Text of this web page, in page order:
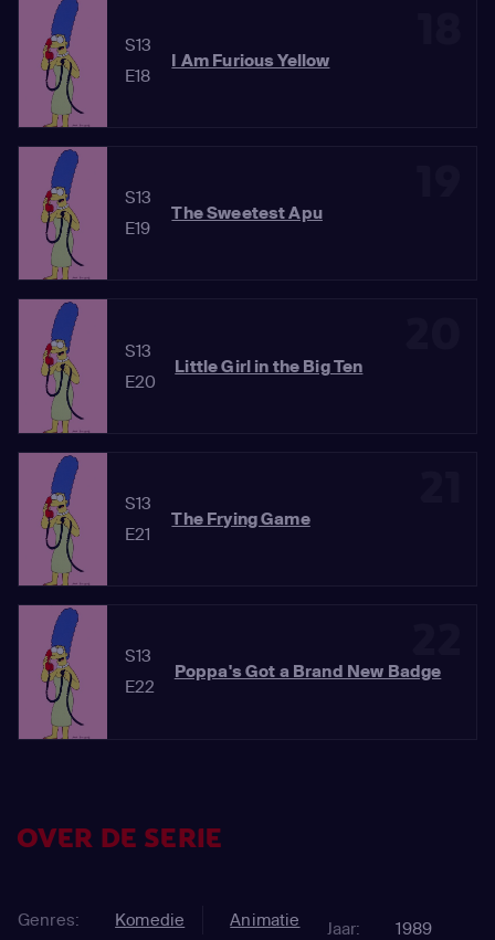
S13
E18
I Am Furious Yellow
S13
E19
The Sweetest Apu
S13
E20
Little Girl in the Big Ten
S13
E21
The Frying Game
S13
E22
Poppa's Got a Brand New Badge
OVER DE SERIE
Genres: Komedie Animatie Jaar: 1989